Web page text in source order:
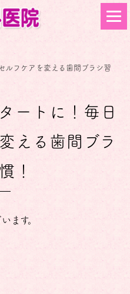
ルフケアを変える歯間ブラシ習
ートに！毎日
える歯間ブラ
！
ます。